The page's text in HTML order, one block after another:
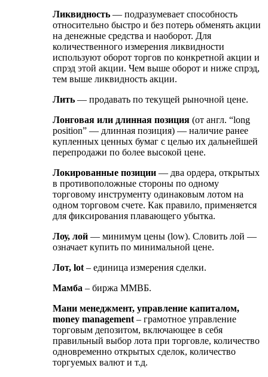
Ликвидность — подразумевает способность
относительно быстро и без потерь обменять акции
на денежные средства и наоборот. Для
количественного измерения ликвидности
используют оборот торгов по конкретной акции и
спрэд этой акции. Чем выше оборот и ниже спрэд,
тем выше ликвидность акции.
Лить — продавать по текущей рыночной цене.
Лонговая или длинная позиция (от англ. “long
position” — длинная позиция) — наличие ранее
купленных ценных бумаг с целью их дальнейшей
перепродажи по более высокой цене.
Локированные позиции — два ордера, открытых
в противоположные стороны по одному
торговому инструменту одинаковым лотом на
одном торговом счете. Как правило, применяется
для фиксирования плавающего убытка.
Лоу, лой — минимум цены (low). Словить лой —
означает купить по минимальной цене.
Лот, lot– единица измерения сделки.
Мамба – биржа ММВБ.
Мани менеджмент, управление капиталом,
money management– грамотное управление
торговым депозитом, включающее в себя
правильный выбор лота при торговле, количество
одновременно открытых сделок, количество
торгуемых валют и т.д.